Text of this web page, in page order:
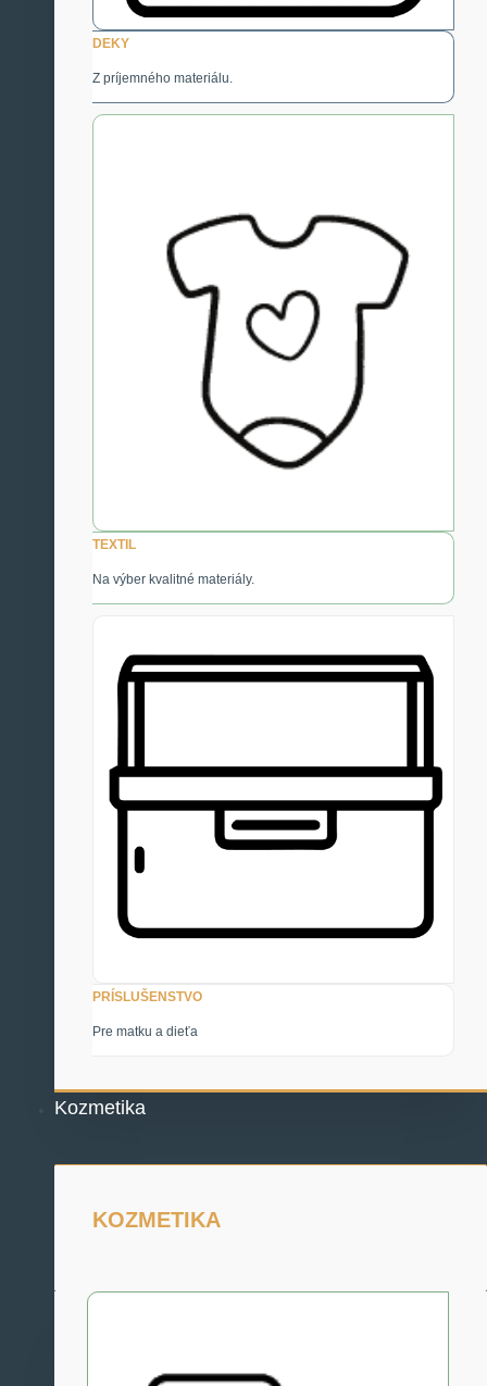
DEKY
Z príjemného materiálu.
TEXTIL
Na výber kvalitné materiály.
PRÍSLUŠENSTVO
Pre matku a dieťa
Kozmetika
KOZMETIKA